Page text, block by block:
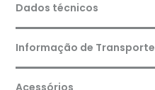
Dados técnicos
Informação de Transporte